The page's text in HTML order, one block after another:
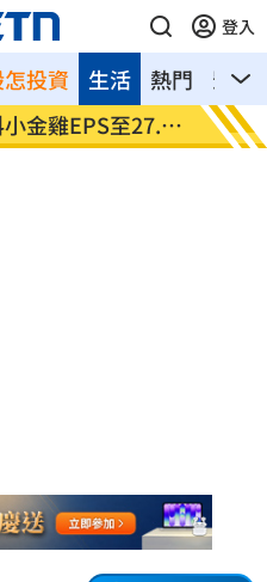
登入
投資 熱門 影音
生活
時代》驚揭1真相 這大